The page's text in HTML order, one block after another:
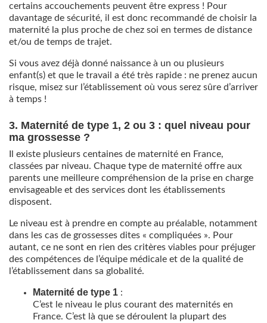
certains accouchements peuvent être express ! Pour
davantage de sécurité, il est donc recommandé de choisir la
maternité la plus proche de chez soi en termes de distance
et/ou de temps de trajet.
Si vous avez déjà donné naissance à un ou plusieurs
enfant(s) et que le travail a été très rapide : ne prenez aucun
risque, misez sur l’établissement où vous serez sûre d’arriver
à temps !
3. Maternité de type 1, 2 ou 3 : quel niveau pour
ma grossesse ?
Il existe plusieurs centaines de maternité en France,
classées par niveau. Chaque type de maternité offre aux
parents une meilleure compréhension de la prise en charge
envisageable et des services dont les établissements
disposent.
Le niveau est à prendre en compte au préalable, notamment
dans les cas de grossesses dites « compliquées ». Pour
autant, ce ne sont en rien des critères viables pour préjuger
des compétences de l’équipe médicale et de la qualité de
l’établissement dans sa globalité.
Maternité de type 1 :
C’est le niveau le plus courant des maternités en
France. C’est là que se déroulent la plupart des